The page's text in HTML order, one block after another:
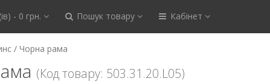
- 0 грн. Пошук товару Кабінет
/ Чорна рама
(Код товару: 503.31.20.L05)